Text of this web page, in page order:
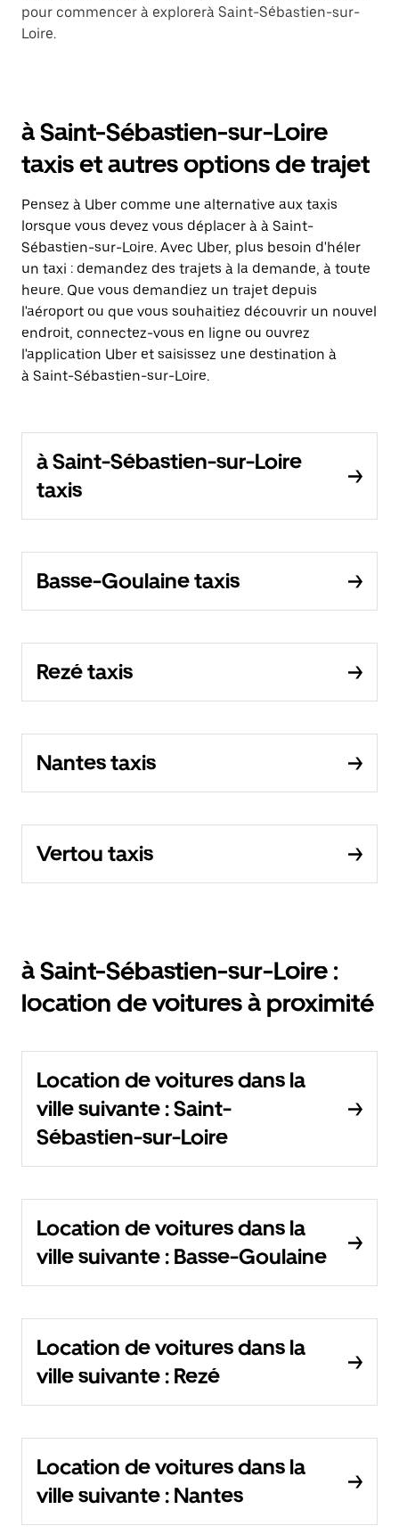
pour commencer à explorerà Saint-Sébastien-sur-
Loire.
à Saint-Sébastien-sur-Loire
taxis et autres options de trajet
Pensez à Uber comme une alternative aux taxis
lorsque vous devez vous déplacer à à Saint-
Sébastien-sur-Loire. Avec Uber, plus besoin d'héler
un taxi : demandez des trajets à la demande, à toute
heure. Que vous demandiez un trajet depuis
l'aéroport ou que vous souhaitiez découvrir un nouvel
endroit, connectez-vous en ligne ou ouvrez
l'application Uber et saisissez une destination à
à Saint-Sébastien-sur-Loire.
à Saint-Sébastien-sur-Loire
taxis
Basse-Goulaine taxis
Rezé taxis
Nantes taxis
Vertou taxis
à Saint-Sébastien-sur-Loire :
location de voitures à proximité
Location de voitures dans la
ville suivante : Saint-
Sébastien-sur-Loire
Location de voitures dans la
ville suivante : Basse-Goulaine
Location de voitures dans la
ville suivante : Rezé
Location de voitures dans la
ville suivante : Nantes